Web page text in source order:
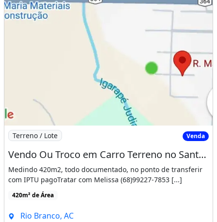
Imagem: Vendo Ou Troco em Carro Terreno no Santo
Terreno / Lote Venda
Vendo Ou Troco em Carro Terreno no Santo no Afonso
Medindo 420m2, todo documentado, no ponto de transferir
com IPTU pagoTratar com Melissa (68)99227-7853 [...]
420m² de Área
Rio Branco, AC